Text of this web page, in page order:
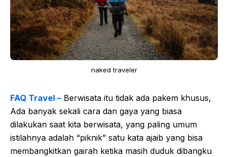
naked traveler
FAQ Travel – Berwisata itu tidak ada pakem khusus,
Ada banyak sekali cara dan gaya yang biasa
dilakukan saat kita berwisata, yang paling umum
istilahnya adalah “piknik” satu kata ajaib yang bisa
membangkitkan gairah ketika masih duduk dibangku